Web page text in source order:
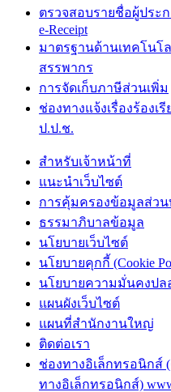
ตรวจสอบรายชื่อผู้ประก
e-Receipt
มาตรฐานด้านเทคโนโ
สรรพากร
การจัดเก็บภาษีส่วนเพิ่ม
ช่องทางแจ้งเรื่องร้อง
ป.ป.ช.
สำหรับเจ้าหน้าที่
แนะนำเว็บไซต์
การคุ้มครองข้อมูลส่ว
ธรรมาภิบาลข้อมูล
นโยบายเว็บไซต์
นโยบายคุกกี้ (Cookie
นโยบายความมั่นคงปล
แผนผังเว็บไซต์
แผนที่สำนักงานใหญ่
ติดต่อเรา
ช่องทางอิเล็กทรอนิกส์
ทางอิเล็กทรอนิกส์)